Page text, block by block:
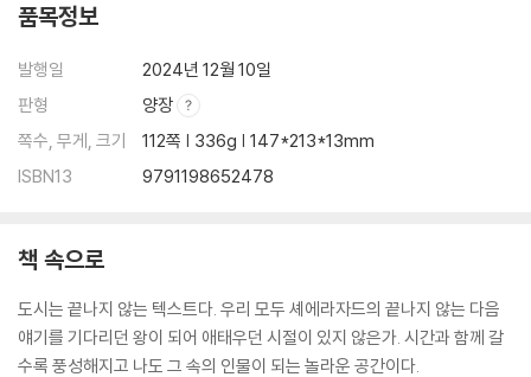
품목정보
발행일
2024년 12월 10일
판형
양장
쪽수, 무게, 크기
112쪽 | 336g | 147*213*13mm
ISBN13
9791198652478
책 속으로
도시는 끝나지 않는 텍스트다. 우리 모두 셰에라자드의 끝나지 않는 다음
얘기를 기다리던 왕이 되어 애태우던 시절이 있지 않은가. 시간과 함께 갈
수록 풍성해지고 나도 그 속의 인물이 되는 놀라운 공간이다.